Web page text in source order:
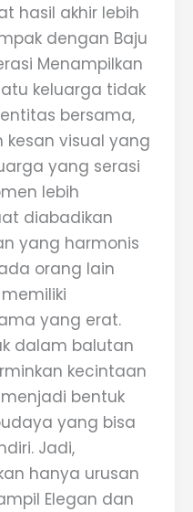
hasil akhir lebih
dengan Baju
Menampilkan
keluarga tidak
bersama,
visual yang
yang serasi
lebih
diabadikan
yang harmonis
orang lain
yang erat.
dalam balutan
kecintaan
bentuk
yang bisa
Jadi,
hanya urusan
Elegan dan